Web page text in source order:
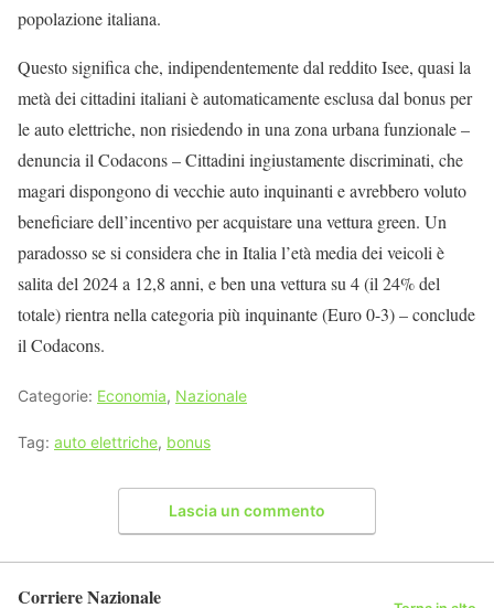
popolazione italiana.
Questo significa che, indipendentemente dal reddito Isee, quasi la
metà dei cittadini italiani è automaticamente esclusa dal bonus per
le auto elettriche, non risiedendo in una zona urbana funzionale –
denuncia il Codacons – Cittadini ingiustamente discriminati, che
magari dispongono di vecchie auto inquinanti e avrebbero voluto
beneficiare dell’incentivo per acquistare una vettura green. Un
paradosso se si considera che in Italia l’età media dei veicoli è
salita del 2024 a 12,8 anni, e ben una vettura su 4 (il 24% del
totale) rientra nella categoria più inquinante (Euro 0-3) – conclude
il Codacons.
Categorie: Economia, Nazionale
Tag: auto elettriche, bonus
Lascia un commento
Corriere Nazionale